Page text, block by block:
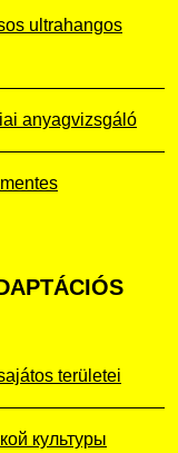
ultrahangos
anyagvizsgáló
területei
культуры